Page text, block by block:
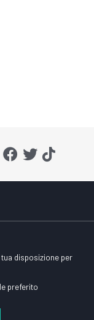
disposizione per
preferito